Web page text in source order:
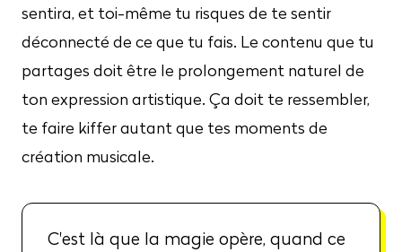
sentira, et toi-même tu risques de te sentir
déconnecté de ce que tu fais. Le contenu que tu
partages doit être le prolongement naturel de
ton expression artistique. Ça doit te ressembler,
te faire kiffer autant que tes moments de
création musicale.
C'est là que la magie opère, quand ce